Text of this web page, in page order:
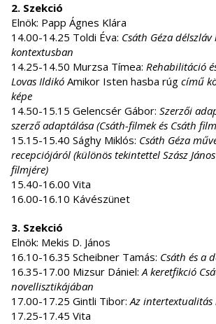
2. Szekció
Elnök: Papp Ágnes Klára
14.00-14.25 Toldi Éva: Csáth Géza
kontextusban
14.25-14.50 Murzsa Tímea: Rehabilitáció
Lovas Ildikó Amikor Isten hasba rúg című
képe
14.50-15.15 Gelencsér Gábor: Szerzői
szerző adaptálása (Csáth-filmek és Csáth
15.15-15.40 Sághy Miklós: Csáth Géza
recepciójáról (különös tekintettel Szász János
filmjére)
15.40-16.00 Vita
16.00-16.10 Kávészünet
3. Szekció
Elnök: Mekis D. János
16.10-16.35 Scheibner Tamás: Csáth és a
16.35-17.00 Mizsur Dániel:A keretfikció
novellisztikájában
17.00-17.25 Gintli Tibor:Az
17.25-17.45 Vita